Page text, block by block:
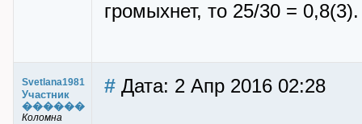
громыхнет, то 25/30 = 0,8(3).
Svetlana1981
Участник
������
Коломна
# Дата: 2 Апр 2016 02:28